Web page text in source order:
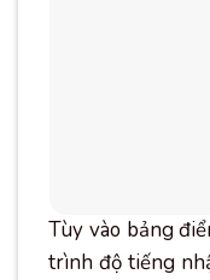
Tùy vào bảng
trình độ tiếng